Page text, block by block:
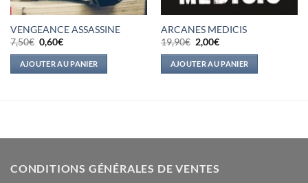
VENGEANCE ASSASSINE
7,50€ Le
prix
initial
était :
7,50€.
0,60€Le
actuel
est :
0,60€.
AJOUTER AU PANIER
ARCANES MEDICIS
19,90€ Le
prix
initial
était :
19,90€.
2,00€Le
actuel
est :
2,00€.
AJOUTER AU PANIER
CONDITIONS GÉNÉRALES DE VENTES